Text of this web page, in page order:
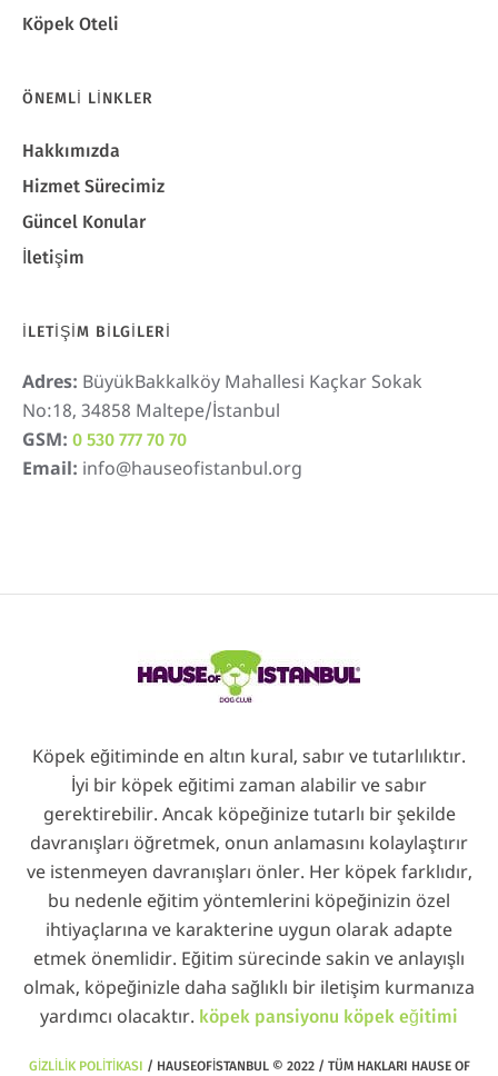
Köpek Oteli
ÖNEMLI LINKLER
Hakkımızda
Hizmet Sürecimiz
Güncel Konular
İletişim
İLETIŞIM BILGILERI
Adres: BüyükBakkalköy Mahallesi Kaçkar Sokak
No:18, 34858 Maltepe/İstanbul
GSM:0 530 777 70 70
Email: info@hauseofistanbul.org
Köpek eğitiminde en altın kural, sabır ve tutarlılıktır.
İyi bir köpek eğitimi zaman alabilir ve sabır
gerektirebilir. Ancak köpeğinize tutarlı bir şekilde
davranışları öğretmek, onun anlamasını kolaylaştırır
ve istenmeyen davranışları önler. Her köpek farklıdır,
bu nedenle eğitim yöntemlerini köpeğinizin özel
ihtiyaçlarına ve karakterine uygun olarak adapte
etmek önemlidir. Eğitim sürecinde sakin ve anlayışlı
olmak, köpeğinizle daha sağlıklı bir iletişim kurmanıza
yardımcı olacaktır. köpek pansiyonu köpek eğitimi
GIZLILIK POLITIKASI / HAUSEOFISTANBUL © 2022 / TÜM HAKLARI HAUSE OF